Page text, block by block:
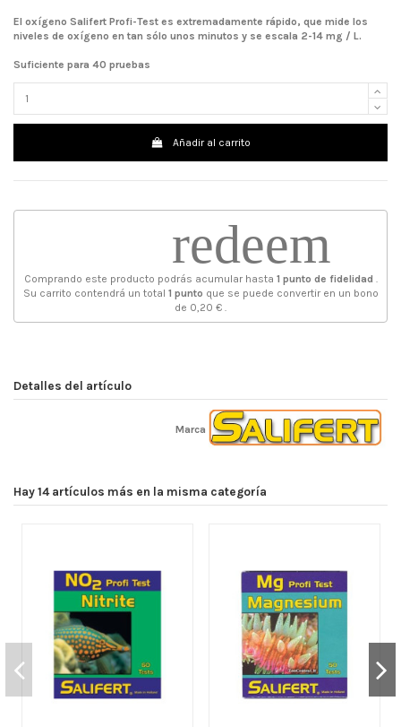
El oxígeno Salifert Profi-Test es extremadamente rápido, que mide los
niveles de oxígeno en tan sólo unos minutos y se escala 2-14 mg / L.
Suficiente para 40 pruebas
Añadir al carrito
redeem
Comprando este producto podrás acumular hasta 1 punto de fidelidad .
Su carrito contendrá un total 1 punto que se puede convertir en un bono
de 0,20 € .
Detalles del artículo
Marca
Hay 14 artículos más en la misma categoría